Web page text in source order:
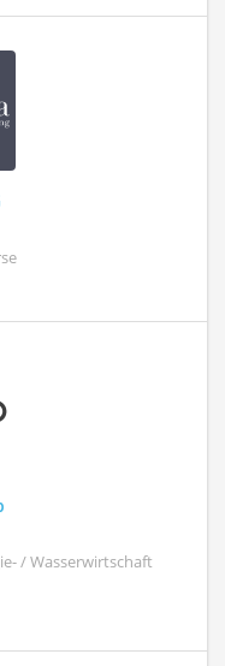
/ Wasserwirtschaft